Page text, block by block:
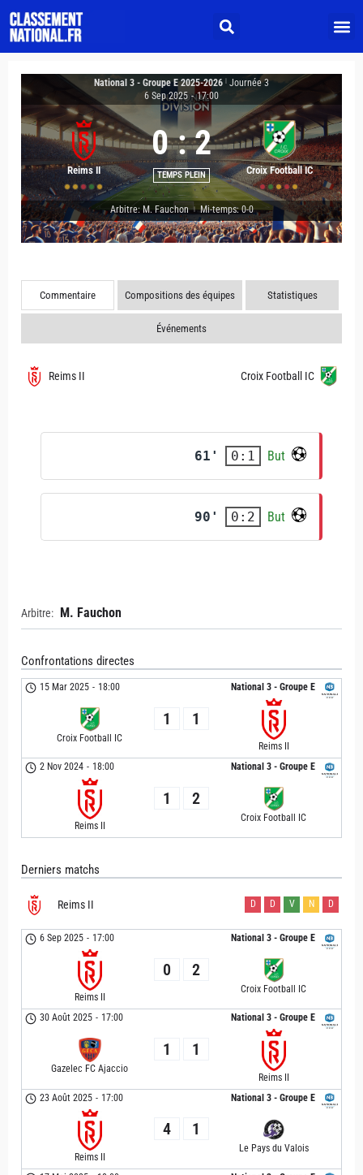
National 3 - Groupe E 2025-2026 Journée 3
6 Sep 2025 - 17:00
Reims II
0 : 2
TEMPS PLEIN Croix Football IC
Arbitre: M. Fauchon | Mi-temps: 0-0
Commentaire Compositions des équipes Statistiques
Événements
Reims II Croix Football IC
61' 0:1 But
90' 0:2 But
Arbitre: M. Fauchon
Confrontations directes
National 3 - Groupe E
15 Mar 2025 - 18:00
Croix Football IC
1 1
Reims II
National 3 - Groupe E
2 Nov 2024 - 18:00
Reims II
1 2
Croix Football IC
Derniers matchs
Reims II D D V N D
National 3 - Groupe E
6 Sep 2025 - 17:00
Reims II
0 2
Croix Football IC
National 3 - Groupe E
30 Août 2025 - 17:00
Gazelec FC Ajaccio
1 1
Reims II
National 3 - Groupe E
23 Août 2025 - 17:00
Reims II
4 1
Le Pays du Valois